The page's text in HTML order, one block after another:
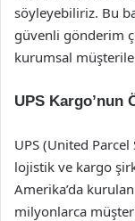
söyleyebiliriz. Bu
güvenli gönderim
kurumsal
UPS Kargo’nun
UPS (United
lojistik ve kargo
Amerika’da
milyonlarca